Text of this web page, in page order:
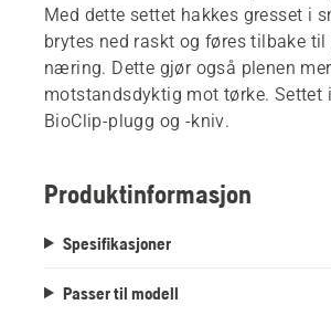
Med dette settet hakkes gresset i
brytes ned raskt og føres tilbake til
næring. Dette gjør også plenen mer
motstandsdyktig mot tørke. Settet
BioClip-plugg og -kniv.
Produktinformasjon
Spesifikasjoner
Passer til modell